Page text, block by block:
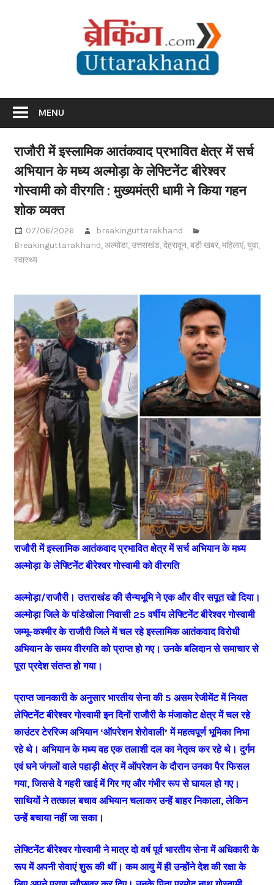
MENU
राजौरी में इस्लामिक आतंकवाद प्रभावित क्षेत्र में सर्च
अभियान के मध्य अल्मोड़ा के लेफ्टिनेंट बीरेश्वर
गोस्वामी को वीरगति : मुख्यमंत्री धामी ने किया गहन
शोक व्यक्त
07/06/2026
breakinguttarakhand
Breakinguttarakhand,अल्मोडा,उत्तराखंड,देहरादून,बड़ी खबर,महिलाएं,युवा,
स्वास्थ्य
राजौरी में इस्लामिक आतंकवाद प्रभावित क्षेत्र में सर्च अभियान के मध्य
अल्मोड़ा के लेफ्टिनेंट बीरेश्वर गोस्वामी को वीरगति
अल्मोड़ा/राजौरी। उत्तराखंड की सैन्यभूमि ने एक और वीर सपूत खो दिया।
अल्मोड़ा जिले के पांडेखोला निवासी 25 वर्षीय लेफ्टिनेंट बीरेश्वर गोस्वामी
जम्मू-कश्मीर के राजौरी जिले में चल रहे इस्लामिक आतंकवाद विरोधी
अभियान के समय वीरगति को प्राप्त हो गए। उनके बलिदान से समाचार से
पूरा प्रदेश संतप्त हो गया।
प्राप्त जानकारी के अनुसार भारतीय सेना की 5 असम रेजीमेंट में नियत
लेफ्टिनेंट बीरेश्वर गोस्वामी इन दिनों राजौरी के मंजाकोट क्षेत्र में चल रहे
काउंटर टेररिज्म अभियान ‘ऑपरेशन शेरोवाली’ में महत्वपूर्ण भूमिका निभा
रहे थे। अभियान के मध्य वह एक तलाशी दल का नेतृत्व कर रहे थे। दुर्गम
एवं घने जंगलों वाले पहाड़ी क्षेत्र में ऑपरेशन के दौरान उनका पैर फिसल
गया, जिससे वे गहरी खाई में गिर गए और गंभीर रूप से घायल हो गए।
साथियों ने तत्काल बचाव अभियान चलाकर उन्हें बाहर निकाला, लेकिन
उन्हें बचाया नहीं जा सका।
लेफ्टिनेंट बीरेश्वर गोस्वामी ने मात्र दो वर्ष पूर्व भारतीय सेना में अधिकारी के
रूप में अपनी सेवाएं शुरू की थीं। कम आयु में ही उन्होंने देश की रक्षा के